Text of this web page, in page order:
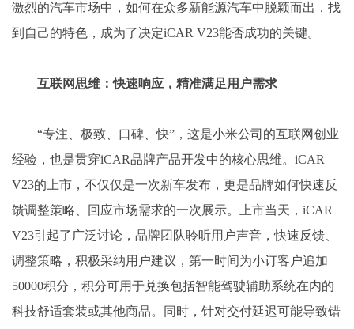
激烈的汽车市场中，如何在众多新能源汽车中脱颖而出，找
到自己的特色，成为了决定iCAR V23能否成功的关键。
互联网思维：快速响应，精准满足用户需求
“专注、极致、口碑、快”，这是小米公司的互联网创业
经验，也是贯穿iCAR品牌产品开发中的核心思维。iCAR
V23的上市，不仅仅是一次新车发布，更是品牌如何快速反
馈调整策略、回应市场需求的一次展示。上市当天，iCAR
V23引起了广泛讨论，品牌团队聆听用户声音，快速反馈、
调整策略，积极采纳用户建议，第一时间为小订客户追加
50000积分，积分可用于兑换包括智能驾驶辅助系统在内的
科技舒适套装或其他商品。同时，针对交付延迟可能导致错